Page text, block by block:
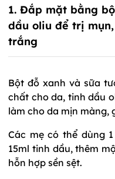
1. Đắp mặt bằng
dầu oliu để trị
trắng
Bột đỗ xanh và sữa
chất cho da, tinh dầu
làm cho da mịn màng,
Các mẹ có thể dùng
15ml tinh dầu, thêm
hỗn hợp sền sệt.